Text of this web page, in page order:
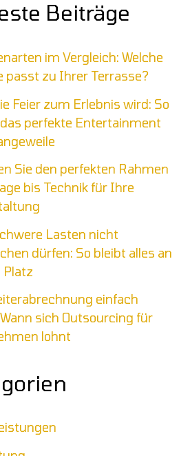
Beiträge
im Vergleich: Welche
passt zu Ihrer Terrasse?
Feier zum Erlebnis wird: So
perfekte Entertainment
Sie den perfekten Rahmen
bis Technik für Ihre
Lasten nicht
dürfen: So bleibt alles an
Platz
einfach
sich Outsourcing für
lohnt